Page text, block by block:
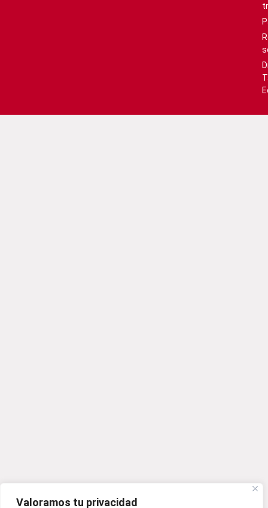
Valoramos tu privacidad